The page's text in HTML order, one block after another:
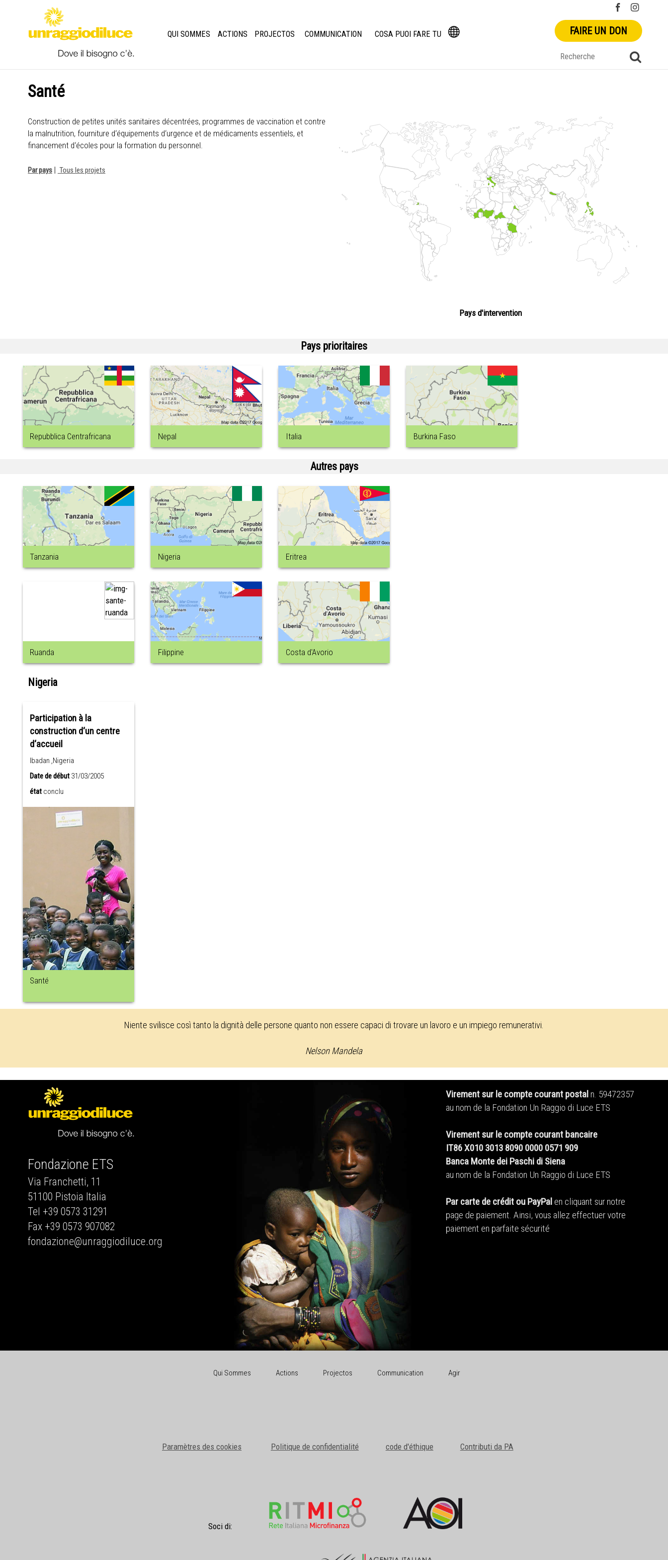
FAIRE UN DON
QUI SOMMES ACTIONS PROJECTOS COMMUNICATION COSA PUOI FARE TU
Santé
Construction de petites unités sanitaires décentrées, programmes de vaccination et contre
la malnutrition, fourniture d‘équipements d‘urgence et de médicaments essentiels, et
financement d‘écoles pour la formation du personnel.
Par pays| Tous les projets
Pays d'intervention
Pays prioritaires
Repubblica Centrafricana Nepal Italia Burkina Faso
Autres pays
Tanzania
Ruanda
Nigeria
Filippine
Eritrea
Costa d'Avorio
Nigeria
Participation à la
construction d‘un centre
d‘accueil
Ibadan ,Nigeria
Date de début 31/03/2005
état conclu
Santé
Niente svilisce così tanto la dignità delle persone quanto non essere capaci di trovare un lavoro e un impiego remunerativi.
Nelson Mandela
Fondazione ETS
Via Franchetti, 11
51100 Pistoia Italia
Tel +39 0573 31291
Fax +39 0573 907082
fondazione@unraggiodiluce.org
Virement sur le compte courant postal n. 59472357
au nom de la Fondation Un Raggio di Luce ETS
Virement sur le compte courant bancaire
IT86 X010 3013 8090 0000 0571 909
Banca Monte dei Paschi di Siena
au nom de la Fondation Un Raggio di Luce ETS
Par carte de crédit ou PayPal en cliquant sur notre
page de paiement. Ainsi, vous allez effectuer votre
paiement en parfaite sécurité
Qui Sommes Actions Projectos Communication Agir
Paramètres des cookies Politique de confidentialité code d'éthique Contributi da PA
Soci di: